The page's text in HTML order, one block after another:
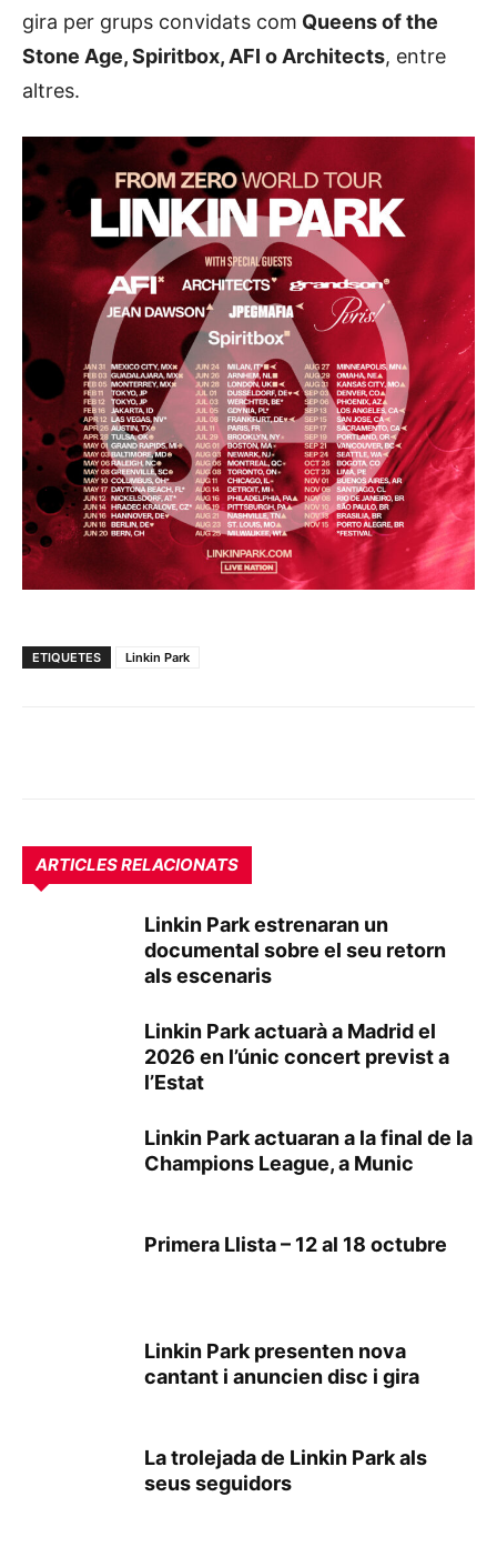
gira per grups convidats com Queens of the
Stone Age, Spiritbox, AFI o Architects, entre
altres.
ETIQUETES Linkin Park
ARTICLES RELACIONATS
Linkin Park estrenaran un
documental sobre el seu retorn
als escenaris
Linkin Park actuarà a Madrid el
2026 en l’únic concert previst a
l’Estat
Linkin Park actuaran a la final de la
Champions League, a Munic
Primera Llista – 12 al 18 octubre
Linkin Park presenten nova
cantant i anuncien disc i gira
La trolejada de Linkin Park als
seus seguidors